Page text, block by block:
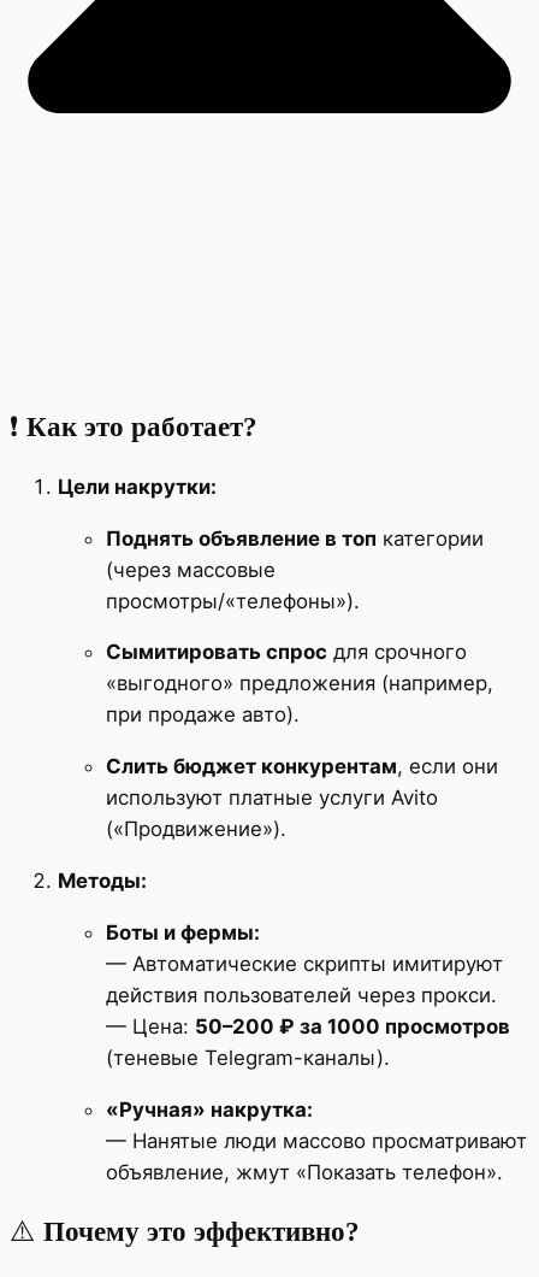
❗ Как это работает?
Цели накрутки:
Поднять объявление в топ категории
(через массовые
просмотры/«телефоны»).
Сымитировать спрос для срочного
«выгодного» предложения (например,
при продаже авто).
Слить бюджет конкурентам, если они
используют платные услуги Avito
(«Продвижение»).
Методы:
Боты и фермы:
— Автоматические скрипты имитируют
действия пользователей через прокси.
— Цена: 50–200 ₽ за 1000 просмотров
(теневые Telegram-каналы).
«Ручная» накрутка:
— Нанятые люди массово просматривают
объявление, жмут «Показать телефон».
⚠️ Почему это эффективно?